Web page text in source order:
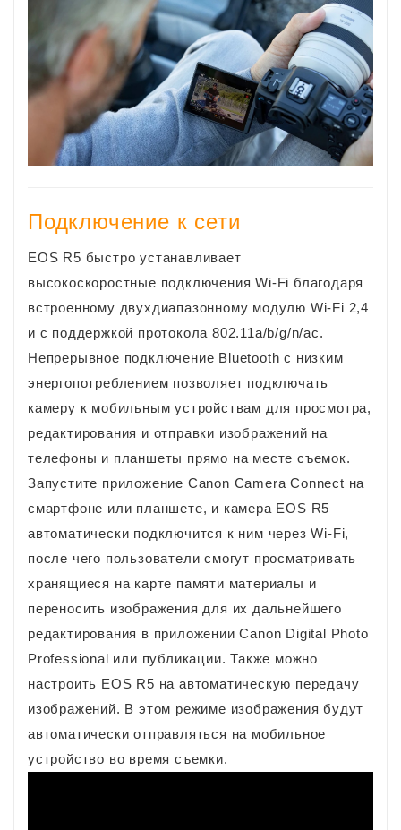
Подключение к сети
EOS R5 быстро устанавливает
высокоскоростные подключения Wi-Fi благодаря
встроенному двухдиапазонному модулю Wi-Fi 2,4
и с поддержкой протокола 802.11a/b/g/n/ac.
Непрерывное подключение Bluetooth с низким
энергопотреблением позволяет подключать
камеру к мобильным устройствам для просмотра,
редактирования и отправки изображений на
телефоны и планшеты прямо на месте съемок.
Запустите приложение Canon Camera Connect на
смартфоне или планшете, и камера EOS R5
автоматически подключится к ним через Wi-Fi,
после чего пользователи смогут просматривать
хранящиеся на карте памяти материалы и
переносить изображения для их дальнейшего
редактирования в приложении Canon Digital Photo
Professional или публикации. Также можно
настроить EOS R5 на автоматическую передачу
изображений. В этом режиме изображения будут
автоматически отправляться на мобильное
устройство во время съемки.